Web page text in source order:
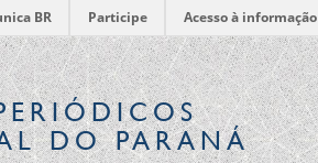
BR Participe Acesso à informação
DO PARANÁ